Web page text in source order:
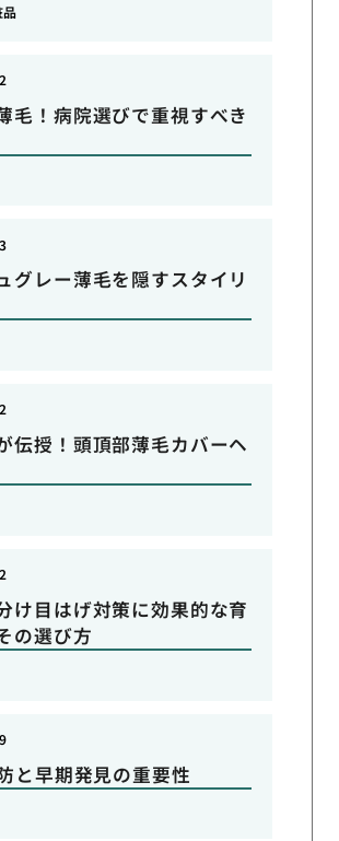
品
毛！病院選びで重視すべき
グレー薄毛を隠すスタイリ
伝授！頭頂部薄毛カバーヘ
け目はげ対策に効果的な育
の選び方
と早期発見の重要性